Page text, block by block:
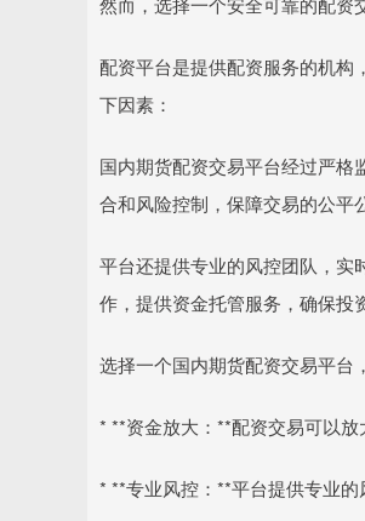
配资平台是提供配资服务的机构
下因素：
国内期货配资交易平台经过严
合和风险控制，保障交易的公平
平台还提供专业的风控团队，实
作，提供资金托管服务，确保投
选择一个国内期货配资交易平台
* **资金放大：**配资交易可以放
* **专业风控：**平台提供专业的